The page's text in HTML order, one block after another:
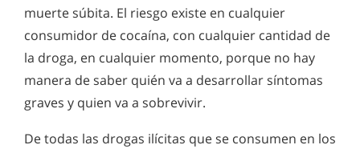
muerte súbita. El riesgo existe en cualquier
consumidor de cocaína, con cualquier cantidad de
la droga, en cualquier momento, porque no hay
manera de saber quién va a desarrollar síntomas
graves y quien va a sobrevivir.
De todas las drogas ilícitas que se consumen en los